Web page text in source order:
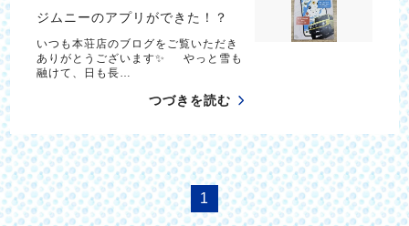
ジムニーのアプリができた！？
いつも本荘店のブログをご覧いただき
ありがとうございます✨ やっと雪も
融けて、日も長…
つづきを読む
1